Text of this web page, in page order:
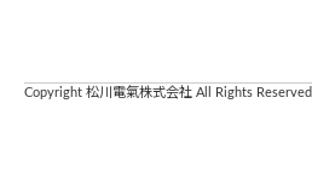
Copyright 松川電氣株式会社 All Rights Reserved.